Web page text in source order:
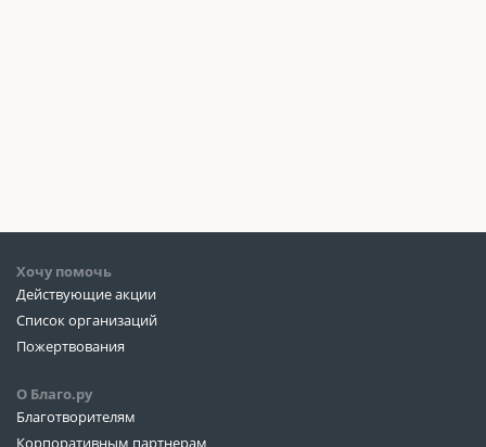
Хочу помочь
Действующие акции
Список организаций
Пожертвования
О Благо.ру
Благотворителям